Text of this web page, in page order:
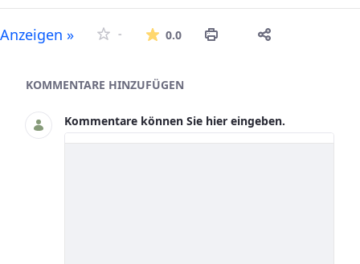
Anzeigen » - 0.0Die durchschnittliche
Asset-Herausgeber
KOMMENTARE HINZUFÜGEN
Kommentare können Sie hier eingeben.